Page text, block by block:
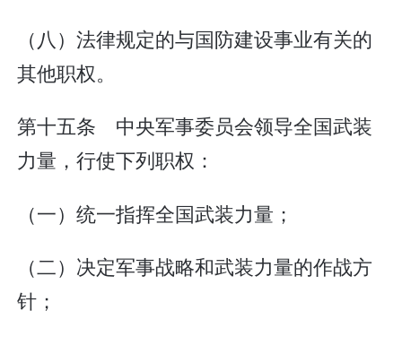
（八）法律规定的与国防建设事业有关的
其他职权。
第十五条 中央军事委员会领导全国武装
力量，行使下列职权：
（一）统一指挥全国武装力量；
（二）决定军事战略和武装力量的作战方
针；